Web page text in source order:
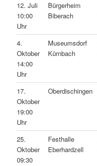
12. Juli
10:00
Uhr
Bürgerheim
Biberach
4.
Oktober
14:00
Uhr
Museumsdorf
Kürnbach
17.
Oktober
19:00
Uhr
Oberdischingen
25.
Oktober
09:30
Festhalle
Eberhardzell